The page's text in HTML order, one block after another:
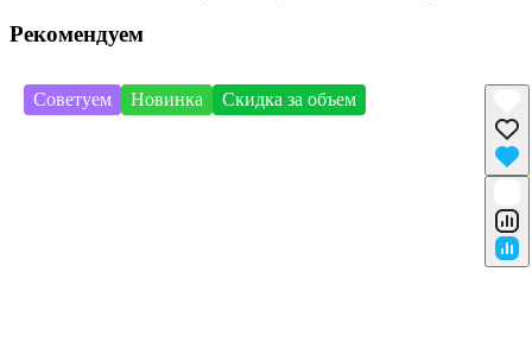
Рекомендуем
Советуем Новинка Скидка за объем